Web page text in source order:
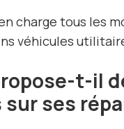
charge tous les
véhicules
t-il
ses